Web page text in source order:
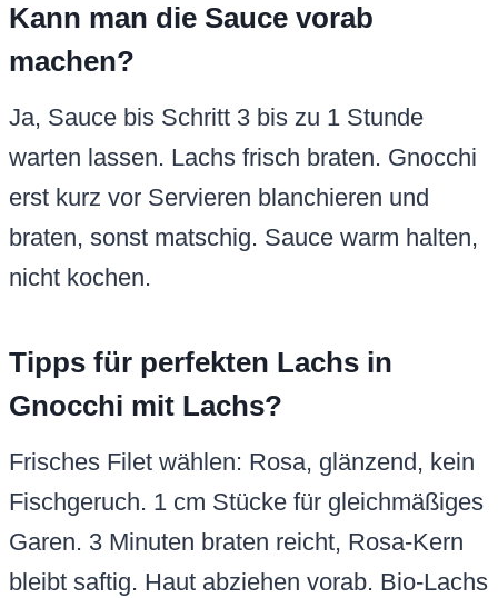
Kann man die Sauce vorab
machen?
Ja, Sauce bis Schritt 3 bis zu 1 Stunde
warten lassen. Lachs frisch braten. Gnocchi
erst kurz vor Servieren blanchieren und
braten, sonst matschig. Sauce warm halten,
nicht kochen.
Tipps für perfekten Lachs in
Gnocchi mit Lachs?
Frisches Filet wählen: Rosa, glänzend, kein
Fischgeruch. 1 cm Stücke für gleichmäßiges
Garen. 3 Minuten braten reicht, Rosa-Kern
bleibt saftig. Haut abziehen vorab. Bio-Lachs